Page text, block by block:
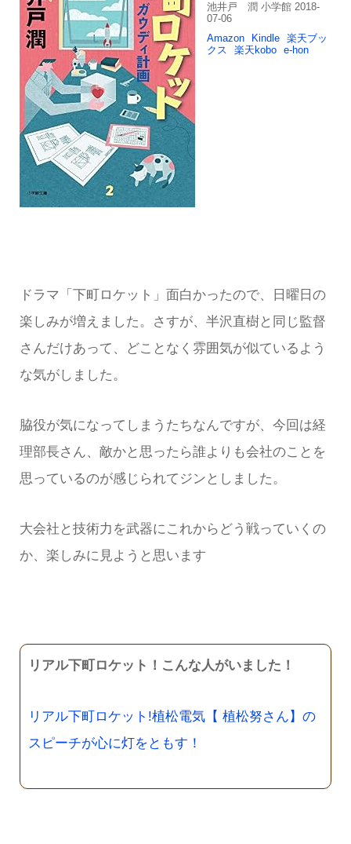
池井戸 潤 小学館 2018-
07-06
Amazon
Kindle
楽天ブッ
クス
楽天kobo e-hon
ドラマ「下町ロケット」面白かったので、日曜日の
楽しみが増えました。さすが、半沢直樹と同じ監督
さんだけあって、どことなく雰囲気が似ているよう
な気がしました。
脇役が気になってしまうたちなんですが、今回は経
理部長さん、敵かと思ったら誰よりも会社のことを
思っているのが感じられてジンとしました。
大会社と技術力を武器にこれからどう戦っていくの
か、楽しみに見ようと思います
リアル下町ロケット！こんな人がいました！
リアル下町ロケット!植松電気【 植松努さん】の
スピーチが心に灯をともす！